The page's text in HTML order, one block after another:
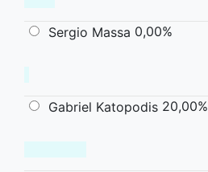
Sergio Massa 0,00%
Gabriel Katopodis 20,00%